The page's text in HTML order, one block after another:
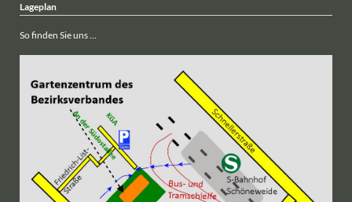
Lageplan
So finden Sie uns ...